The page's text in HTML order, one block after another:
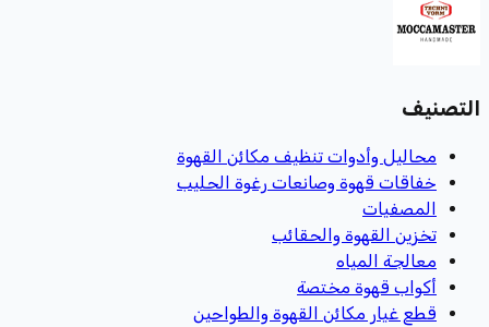
التصنيف
محاليل وأدوات تنظيف مكائن القهوة
خفاقات قهوة وصانعات رغوة الحليب
المصفيات
تخزين القهوة والحقائب
معالجة المياه
أكواب قهوة مختصة
قطع غيار مكائن القهوة والطواحين